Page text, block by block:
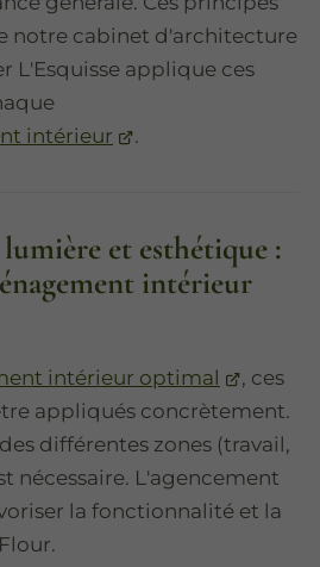
notre cabinet d'architecture
L'Esquisse applique ces
intérieur
.
et esthétique :
intérieur
intérieur optimal
, ces
appliqués concrètement.
différentes zones (travail,
nécessaire. L'agencement
la fonctionnalité et la